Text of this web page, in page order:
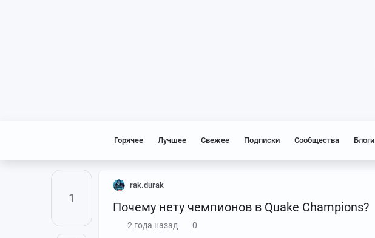
Горячее Лучшее Свежее Подписки Сообщества Блоги
1
rak.durak
Почему нету чемпионов в Quake Champions?
2 года назад 0